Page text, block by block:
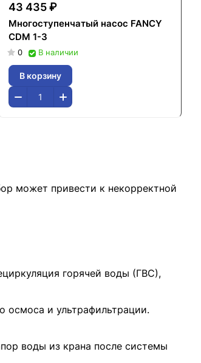
43 435 ₽
Многоступенчатый насос FANCY
CDM 1-3
0 В наличии
В корзину
может привести к некорректной
горячей воды (ГВС),
осмоса и ультрафильтрации.
воды из крана после системы